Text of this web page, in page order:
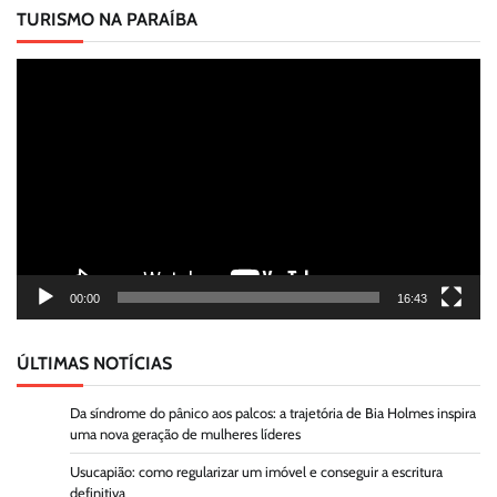
TURISMO NA PARAÍBA
00:00 16:43
ÚLTIMAS NOTÍCIAS
Da síndrome do pânico aos palcos: a trajetória de Bia Holmes inspira
uma nova geração de mulheres líderes
Usucapião: como regularizar um imóvel e conseguir a escritura
definitiva